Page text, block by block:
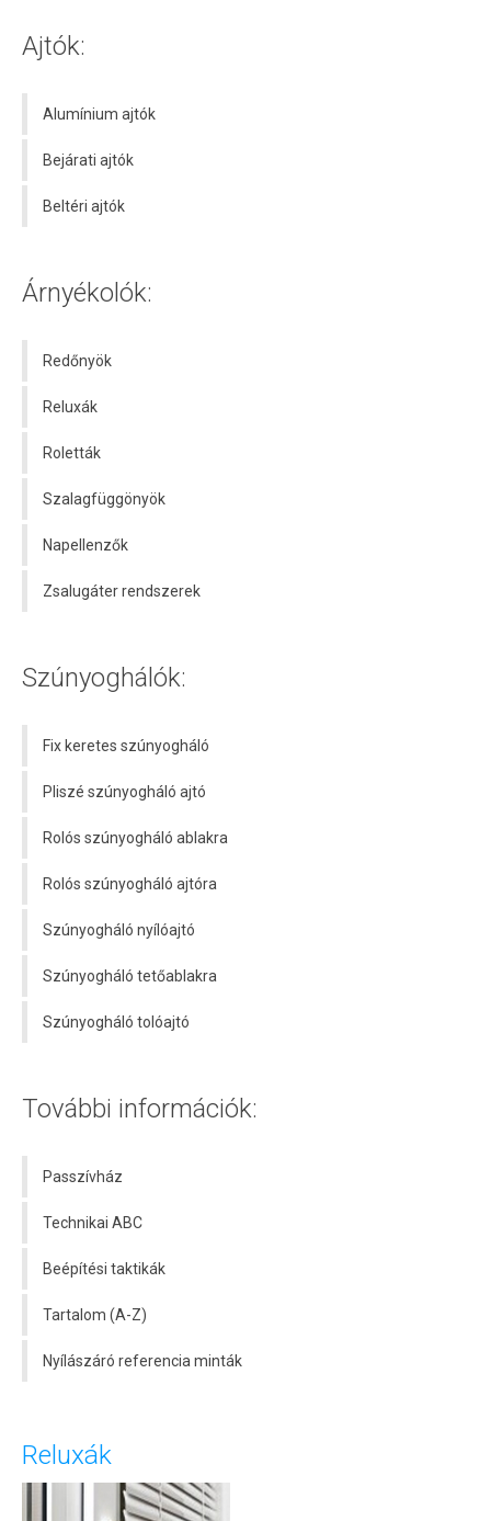
Ajtók:
Alumínium ajtók
Bejárati ajtók
Beltéri ajtók
Árnyékolók:
Redőnyök
Reluxák
Roletták
Szalagfüggönyök
Napellenzők
Zsalugáter rendszerek
Szúnyoghálók:
Fix keretes szúnyogháló
Pliszé szúnyogháló ajtó
Rolós szúnyogháló ablakra
Rolós szúnyogháló ajtóra
Szúnyogháló nyílóajtó
Szúnyogháló tetőablakra
Szúnyogháló tolóajtó
További információk:
Passzívház
Technikai ABC
Beépítési taktikák
Tartalom (A-Z)
Nyílászáró referencia minták
Reluxák